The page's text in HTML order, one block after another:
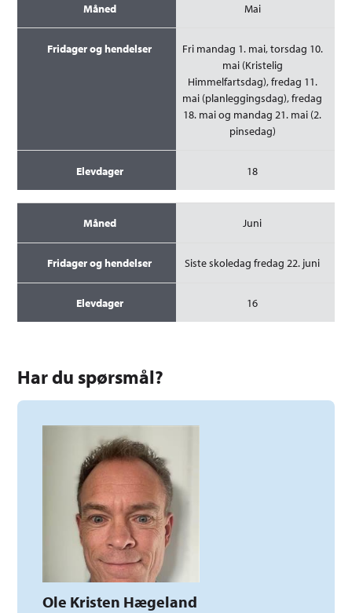
Mai
Fri mandag 1. mai, torsdag 10.
mai (Kristelig
Himmelfartsdag), fredag 11.
mai (planleggingsdag), fredag
18. mai og mandag 21. mai (2.
pinsedag)
18
Juni
Siste skoledag fredag 22. juni
16
Har du spørsmål?
Ole Kristen Hægeland